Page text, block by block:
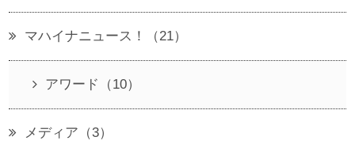
マハイナニュース！（21）
アワード（10）
メディア（3）